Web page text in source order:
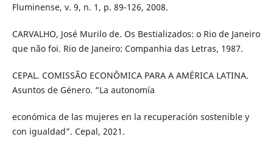
Fluminense, v. 9, n. 1, p. 89-126, 2008.
CARVALHO, José Murilo de. Os Bestializados: o Rio de Janeiro
que não foi. Rio de Janeiro: Companhia das Letras, 1987.
CEPAL. COMISSÃO ECONÔMICA PARA A AMÉRICA LATINA.
Asuntos de Género. “La autonomía
económica de las mujeres en la recuperación sostenible y
con igualdad”. Cepal, 2021.